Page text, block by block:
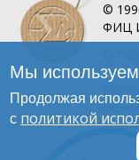
©
ФИЦ
Мы
Продолжая
с политикой